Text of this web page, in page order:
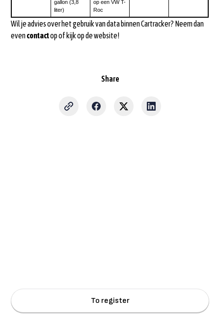
Share
gallon (3,8
liter)
op een VW T-
Roc
Wil je advies over het gebruik van data binnen Cartracker? Neem dan
evencontactop of kijk op de website!